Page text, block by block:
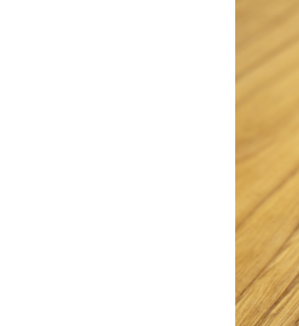
ETA
ZUREAK
Etxerako
oinarria.
60